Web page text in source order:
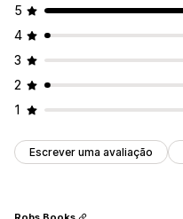
5
4
3
2
1
Escrever uma avaliação